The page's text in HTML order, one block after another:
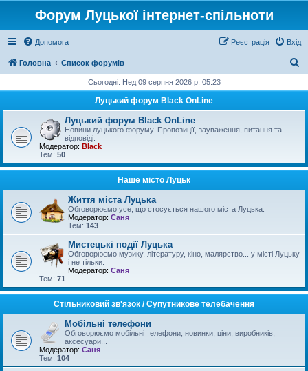
Форум Луцької інтернет-спільноти
Допомога Вхід
Реєстрація
Головна Список форумів
у
Сьогодні: Нед 09 серпня 2026 р. 05:23
Луцький форум Black OnLine
Луцький форум Black OnLine
Новини луцького форуму. Пропозиції, зауваження, питання та
відповіді.
Модератор: Black
Тем: 50
Наше місто Луцьк
Життя міста Луцька
Обговорюємо усе, що стосується нашого міста Луцька.
Модератор: Саня
Тем: 143
Мистецькі події Луцька
Обговорюємо музику, літературу, кіно, малярство... у місті Луцьку
і не тільки.
Модератор: Саня
Тем: 71
Стільниковий зв'язок / Супутникове телебачення
Мобільні телефони
Обговорюємо мобільні телефони, новинки, ціни, виробників,
аксесуари...
Модератор: Саня
Тем: 104